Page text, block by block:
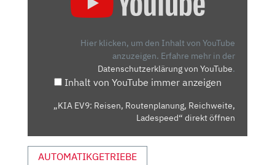
REICHWEITE,
YOUTUBE
ANZEIGEN
Hier klicken, um den Inhalt von YouTube
anzuzeigen. Erfahre mehr in der
Datenschutzerklärung von YouTube.
Inhalt von YouTube immer anzeigen
„KIA EV9: Reisen, Routenplanung, Reichweite,
Ladespeed“ direkt öffnen
AUTOMATIKGETRIEBE